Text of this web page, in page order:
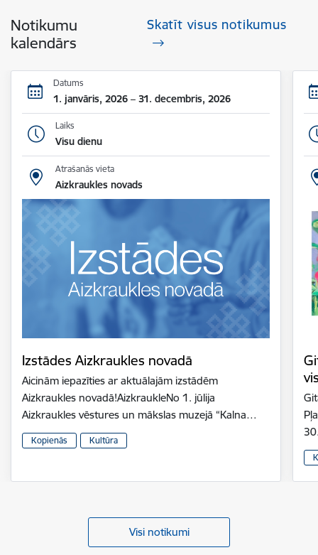
Notikumu
kalendārs
Skatīt visus notikumus
Datums
1. janvāris, 2026 – 31. decembris, 2026
Laiks
Visu dienu
Atrašanās vieta
Aizkraukles novads
Izstādes Aizkraukles novadā
Aicinām iepazīties ar aktuālajām izstādēm
Aizkraukles novadā!AizkraukleNo 1. jūlija
Aizkraukles vēstures un mākslas muzejā “Kalna…
Kopienās Kultūra
Visi notikumi